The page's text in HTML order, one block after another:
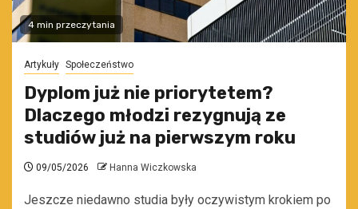
4 min przeczytania
Artykuły Społeczeństwo
Dyplom już nie priorytetem?
Dlaczego młodzi rezygnują ze
studiów już na pierwszym roku
09/05/2026 Hanna Wiczkowska
Jeszcze niedawno studia były oczywistym krokiem po